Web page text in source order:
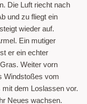
Die Luft riecht nach
und zu fliegt ein
wieder auf.
Ein mutiger
er ein echter
Weiter vorn
Windstoßes vom
dem Loslassen vor.
Neues wachsen.